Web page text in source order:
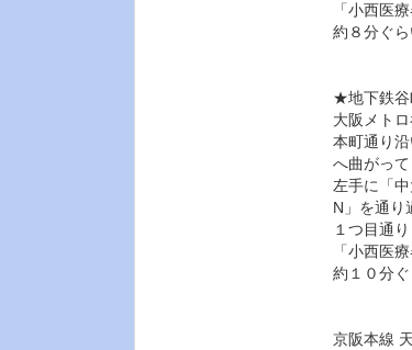
「小西医
約８分ぐら
★地下鉄谷
大阪メト
本町通り
へ曲がって
左手に「
N」を通り
１つ目通
「小西医
約１０分ぐ
京阪本線